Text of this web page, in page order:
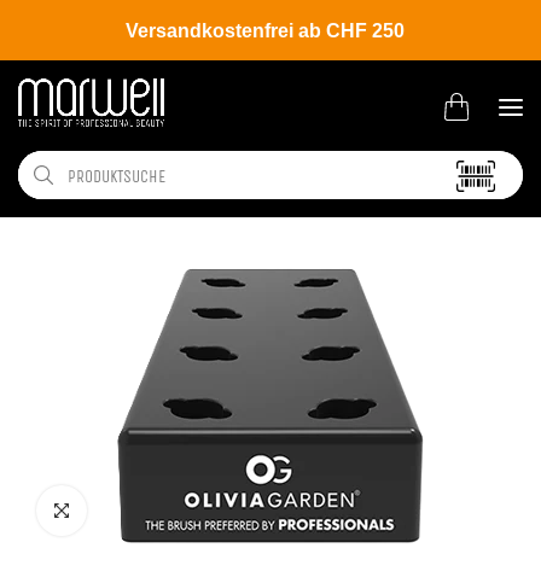
Versandkostenfrei ab CHF 250
Shop Brands Olivia Garden